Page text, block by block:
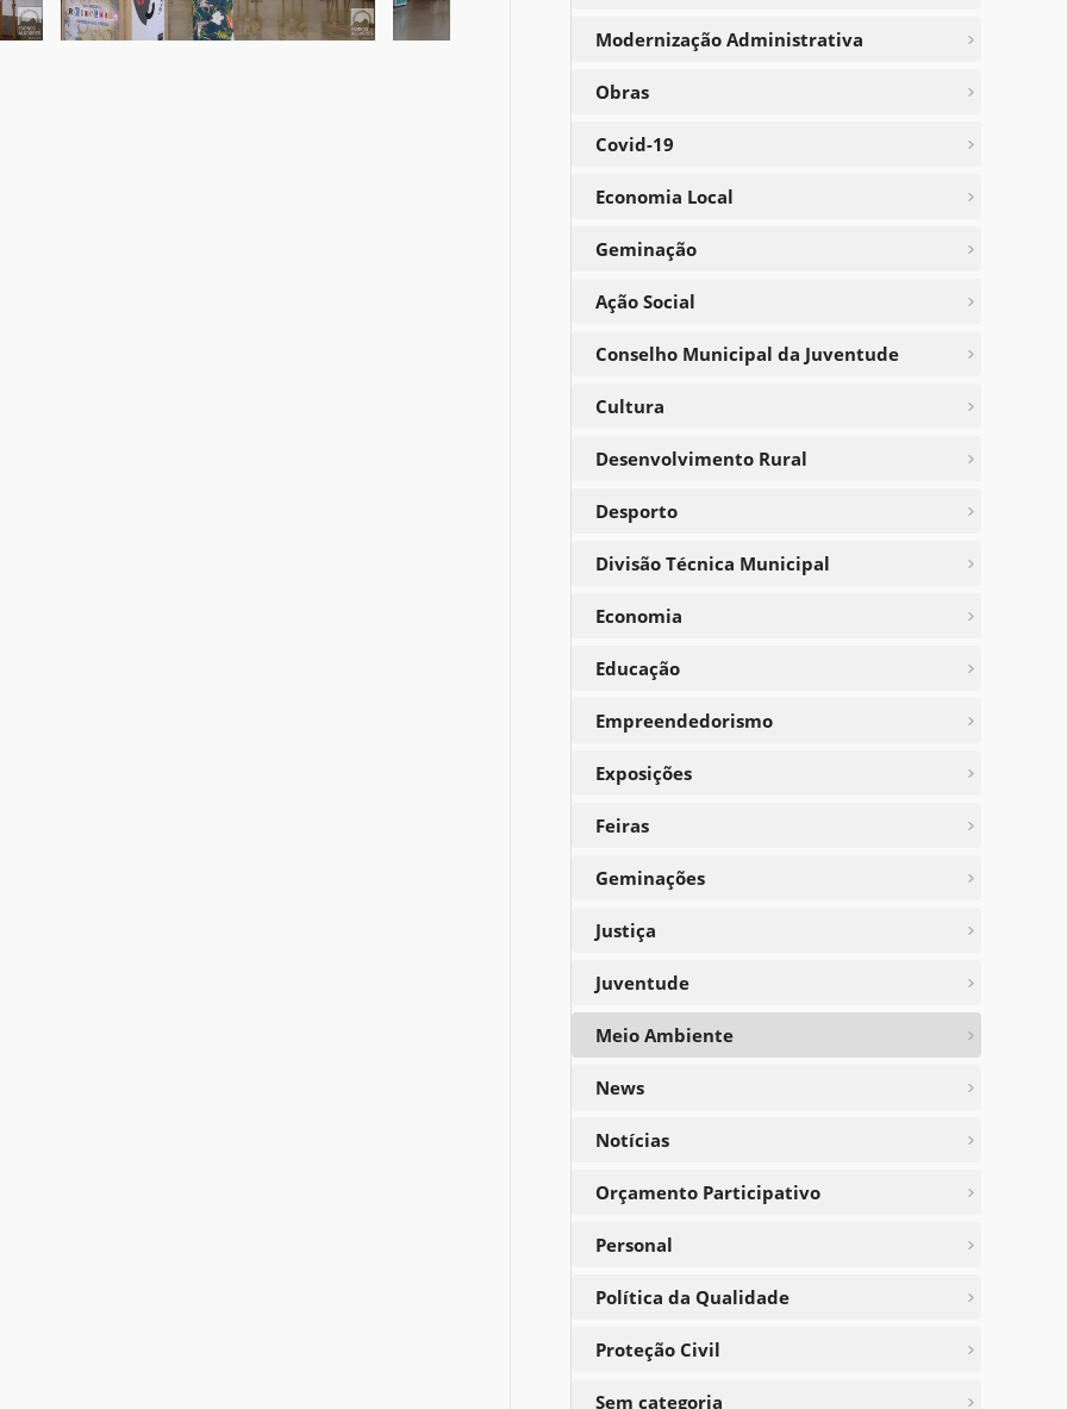
Modernização Administrativa
Obras
Covid-19
Economia Local
Geminação
Ação Social
Conselho Municipal da Juventude
Cultura
Desenvolvimento Rural
Desporto
Divisão Técnica Municipal
Economia
Educação
Empreendedorismo
Exposições
Feiras
Geminações
Justiça
Juventude
Meio Ambiente
News
Notícias
Orçamento Participativo
Personal
Política da Qualidade
Proteção Civil
Sem categoria